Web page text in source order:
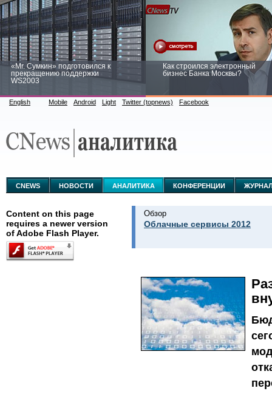
«Mr. Сумкин» подготовился к
прекращению поддержки
WS2003
Как строился электронный
бизнес Банка Москвы?
аналитике
English Mobile Android Light Twitter (topnews) Facebook
CNEWS НОВОСТИ АНАЛИТИКА КОНФЕРЕНЦИИ
Content on this page
requires a newer version
of Adobe Flash Player.
Обзор
Облачные сервисы 2012